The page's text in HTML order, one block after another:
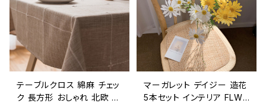
テーブルクロス 綿麻 チェッ
ク 長方形 おしゃれ 北欧 か
マーガレット デイジー 造花
5本セット インテリア FLW-